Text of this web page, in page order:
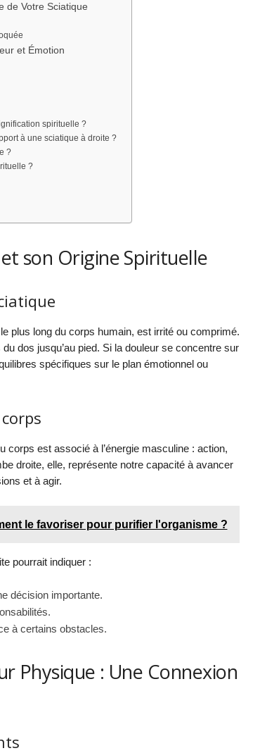
de Votre Sciatique
et Émotion
spirituelle ?
à une sciatique à droite ?
?
?
son Origine Spirituelle
plus long du corps humain, est irrité ou comprimé.
dos jusqu’au pied. Si la douleur se concentre sur
spécifiques sur le plan émotionnel ou
corps est associé à l’énergie masculine : action,
droite, elle, représente notre capacité à avancer
et à agir.
le favoriser pour purifier l'organisme ?
pourrait indiquer :
décision importante.
à certains obstacles.
Physique : Une Connexion